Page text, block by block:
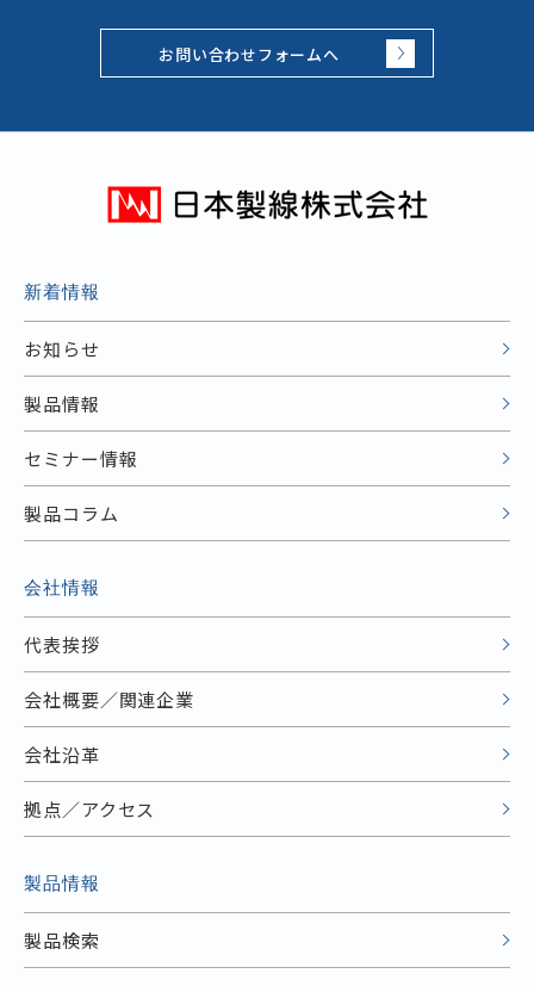
お問い合わせフォームへ
新着情報
お知らせ
製品情報
セミナー情報
製品コラム
会社情報
代表挨拶
会社概要／関連企業
会社沿革
拠点／アクセス
製品情報
製品検索